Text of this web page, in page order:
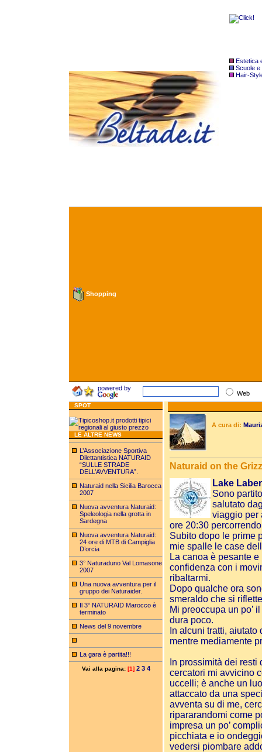
Estetica
Scuole e
Hair-
Shopping
powered by
Web
SPOT
LE ALTRE NEWS
L’Associazione Sportiva
Dilettantistica NATURAID
“SULLE STRADE
DELL’AVVENTURA”.
Naturaid nella Sicilia Barocca
2007
Nuova avventura Naturaid:
Speleologia nella grotta in
Sardegna
Nuova avventura Naturaid:
24 ore di MTB di Campiglia
D’orcia
3° Naturaduno Val Lomasone
2007
Una nuova avventura per il
gruppo dei Naturaider.
Il 3° NATURAID Marocco è
terminato
News del 9 novembre
La gara è partita!!!
Vai alla pagina: [1] 2 3 4
A cura di:
Naturaid on the
Lake
Sono
salutato
viaggio per
ore 20:30
Subito dopo le prime
mie spalle le case
La canoa è pesante
confidenza con i
ribaltarmi.
Dopo qualche ora
smeraldo che si
Mi preoccupa un po’
dura poco.
In alcuni tratti,
mentre mediamente
In prossimità dei
cercatori mi avvicino
uccelli; è anche un
attaccato da una
avventa su di me,
ripararandomi come
impresa un po’
picchiata e io
vedersi piombare